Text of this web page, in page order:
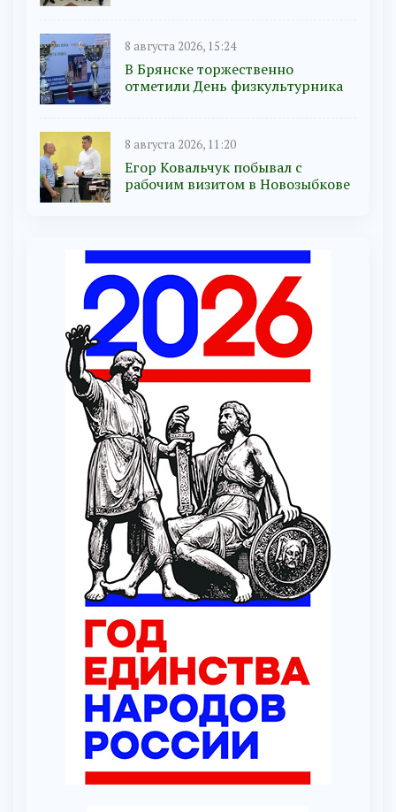
8 августа 2026, 15:24
В Брянске торжественно
отметили День физкультурника
8 августа 2026, 11:20
Егор Ковальчук побывал с
рабочим визитом в Новозыбкове